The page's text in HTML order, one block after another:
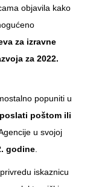
objavila kako
za izravne
za 2022.
popuniti u
poslati poštom ili
u svojoj
godine
iskaznicu